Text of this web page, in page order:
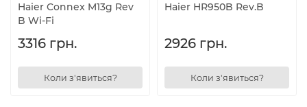
Haier Connex M13g Rev
B Wi-Fi
3316 грн.
Коли з'явиться?
Haier HR950B Rev.B
2926 грн.
Коли з'явиться?